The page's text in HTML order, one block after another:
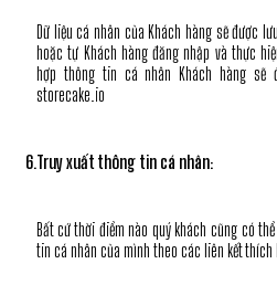
Dữ liệu cá nhân của Khách hàng sẽ được
hoặc tự Khách hàng đăng nhập và thực
hợp thông tin cá nhân Khách hàng
storecake.io
6.Truy xuất thông tin cá nhân:
Bất cứ thời điểm nào quý khách cũng có
tin cá nhân của mình theo các liên kết